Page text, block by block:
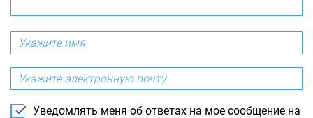
Уведомлять меня об ответах на мое сообщение на